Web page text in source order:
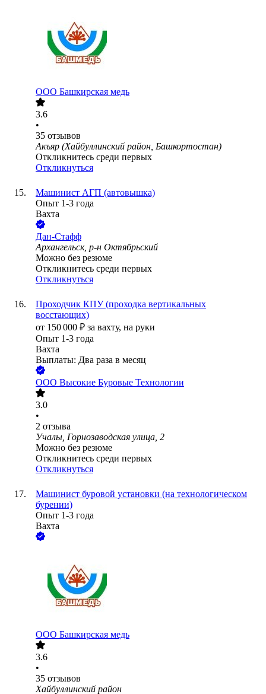
ООО Башкирская медь
3.6
•
35 отзывов
Акъяр (Хайбуллинский район, Башкортостан)
Откликнитесь среди первых
Откликнуться
Машинист АГП (автовышка)
Опыт 1-3 года
Вахта
Дан-Стафф
Архангельск, р-н Октябрьский
Можно без резюме
Откликнитесь среди первых
Откликнуться
Проходчик КПУ (проходка вертикальных
восстающих)
от 150 000 ₽ за вахту, на руки
Опыт 1-3 года
Вахта
Выплаты: Два раза в месяц
ООО Высокие Буровые Технологии
3.0
•
2 отзыва
Учалы, Горнозаводская улица, 2
Можно без резюме
Откликнитесь среди первых
Откликнуться
Машинист буровой установки (на технологическом
бурении)
Опыт 1-3 года
Вахта
ООО Башкирская медь
3.6
•
35 отзывов
Хайбуллинский район